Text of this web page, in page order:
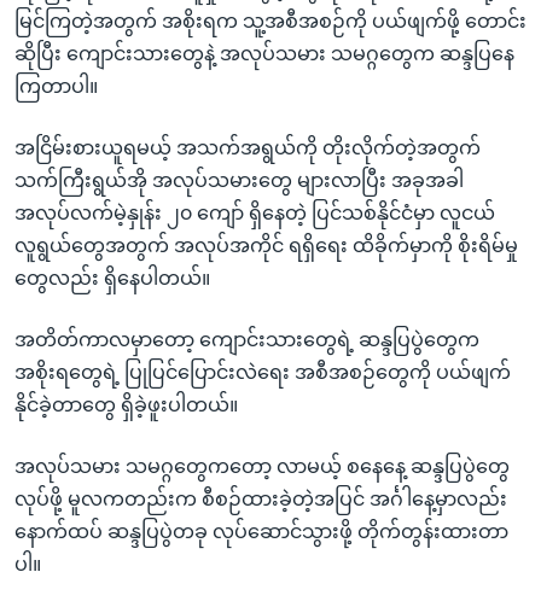
မြင်ကြတဲ့အတွက် အစိုးရက သူ့အစီအစဉ်ကို ပယ်ဖျက်ဖို့ တောင်း
ဆိုပြီး ကျောင်းသားတွေနဲ့ အလုပ်သမား သမဂ္ဂတွေက ဆန္ဒပြနေ
ကြတာပါ။
အငြိမ်းစားယူရမယ့် အသက်အရွယ်ကို တိုးလိုက်တဲ့အတွက်
သက်ကြီးရွယ်အို အလုပ်သမားတွေ များလာပြီး အခုအခါ
အလုပ်လက်မဲ့နှုန်း ၂၀ ကျော် ရှိနေတဲ့ ပြင်သစ်နိုင်ငံမှာ လူငယ်
လူရွယ်တွေအတွက် အလုပ်အကိုင် ရရှိရေး ထိခိုက်မှာကို စိုးရိမ်မှု
တွေလည်း ရှိနေပါတယ်။
အတိတ်ကာလမှာတော့ ကျောင်းသားတွေရဲ့ ဆန္ဒပြပွဲတွေက
အစိုးရတွေရဲ့ ပြုပြင်ပြောင်းလဲရေး အစီအစဉ်တွေကို ပယ်ဖျက်
နိုင်ခဲ့တာတွေ ရှိခဲ့ဖူးပါတယ်။
အလုပ်သမား သမဂ္ဂတွေကတော့ လာမယ့် စနေနေ့ ဆန္ဒပြပွဲတွေ
လုပ်ဖို့ မူလကတည်းက စီစဉ်ထားခဲ့တဲ့အပြင် အင်္ဂါနေ့မှာလည်း
နောက်ထပ် ဆန္ဒပြပွဲတခု လုပ်ဆောင်သွားဖို့ တိုက်တွန်းထားတာ
ပါ။